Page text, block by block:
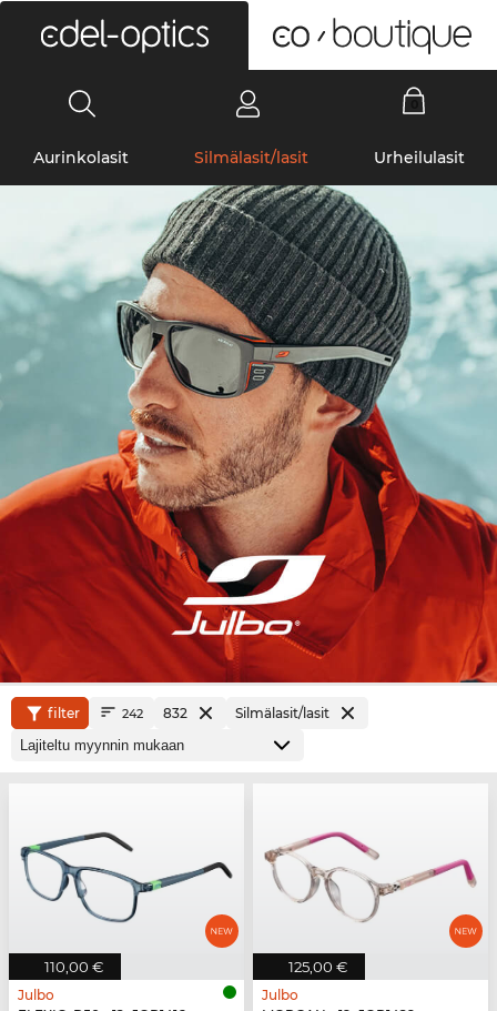
Aurinkolasit Silmälasit/lasit Urheilulasit
filter 242 832 Silmälasit/lasit
110,00 €
Julbo
125,00 €
Julbo